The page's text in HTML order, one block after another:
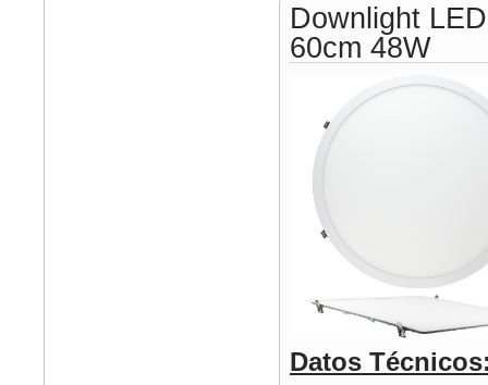
Downlight
60cm 48W
Datos